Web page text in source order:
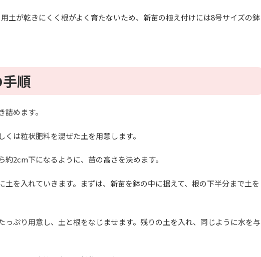
土が乾きにくく根がよく育たないため、新苗の植え付けには8号サイズの鉢
順
詰めます。
くは粒状肥料を混ぜた土を用意します。
約2cm下になるように、苗の高さを決めます。
土を入れていきます。まずは、新苗を鉢の中に据えて、根の下半分まで土を
っぷり用意し、土と根をなじませます。残りの土を入れ、同じように水を与